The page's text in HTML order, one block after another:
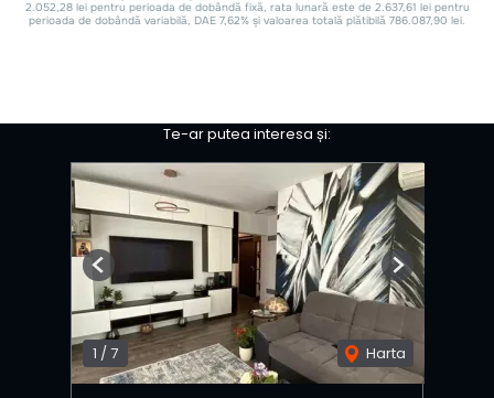
Te-ar putea interesa și:
1 /7 Harta
Previous Next